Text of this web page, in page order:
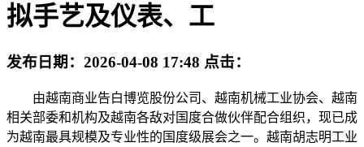
拟手艺及仪表、工
发布日期： 2026-04-08 17:48 点击：
由越南商业告白博览股份公司、越南机械工业协会、越南
相关部委和机构及越南各敌对国度合做伙伴配合组织，现已成
为越南最具规模及专业性的国度级展会之一。越南胡志明工业